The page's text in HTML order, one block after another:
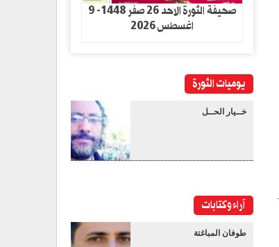
صحيفة الثورة الاحد 26 صفر 1448- 9
اغسطس 2026
يوميات الثورة
خــيار الحــل
آراء وكتابات
طوفان المباغتة